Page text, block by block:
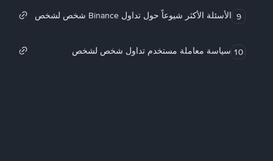
9 الأسئلة الأكثر شيوعاً حول تداول Binance شخص لشخص
10 سياسة معاملة مستخدم تداول شخص لشخص